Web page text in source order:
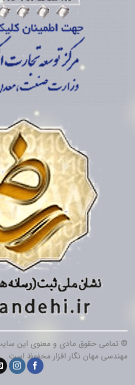
© تمامی حقوق مادی و معنوی این
مهندسی مهان نگار افزار محفوظ است.